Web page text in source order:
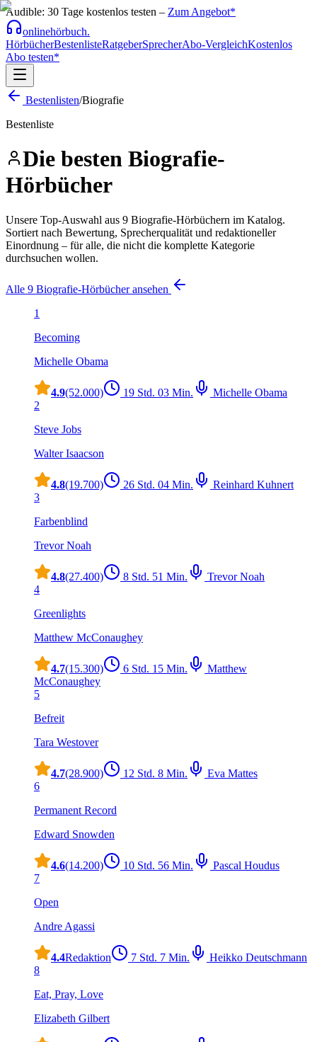
Audible: 30 Tage kostenlos testen – Zum Angebot*
onlinehörbuch.
HörbücherBestenlisteRatgeberSprecherAbo-VergleichKostenlos
Abo testen*
Bestenlisten/Biografie
Bestenliste
Die besten Biografie-
Hörbücher
Unsere Top-Auswahl aus 9 Biografie-Hörbüchern im Katalog.
Sortiert nach Bewertung, Sprecherqualität und redaktioneller
Einordnung – für alle, die nicht die komplette Kategorie
durchsuchen wollen.
Alle 9 Biografie-Hörbücher ansehen
1
Becoming
Michelle Obama
4.9(52.000) 19 Std. 03 Min.
Michelle Obama
2
Steve Jobs
Walter Isaacson
4.8(19.700) 26 Std. 04 Min.
Reinhard Kuhnert
3
Farbenblind
Trevor Noah
4.8(27.400) 8 Std. 51 Min.
Trevor Noah
4
Greenlights
Matthew McConaughey
4.7(15.300) 6 Std. 15 Min.
Matthew
McConaughey
5
Befreit
Tara Westover
4.7(28.900) 12 Std. 8 Min.
Eva Mattes
6
Permanent Record
Edward Snowden
4.6(14.200) 10 Std. 56 Min.
Pascal Houdus
7
Open
Andre Agassi
4.4Redaktion 7 Std. 7 Min.
Heikko Deutschmann
8
Eat, Pray, Love
Elizabeth Gilbert